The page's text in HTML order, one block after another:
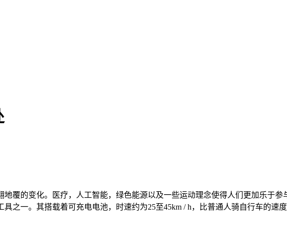
覆的变化。医疗，人工智能，绿色能源以及一些运动理念使得人们更加乐于
之一。其搭载着可充电电池，时速约为25至45km / h，比普通人骑自行车的速